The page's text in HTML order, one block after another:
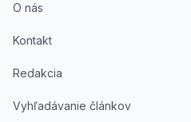
O nás
Kontakt
Redakcia
Vyhľadávanie článkov